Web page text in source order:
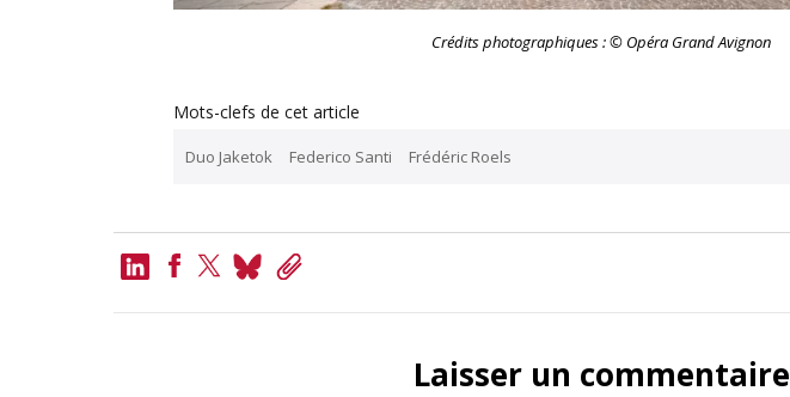
Crédits photographiques : © Opéra Grand Avignon
Mots-clefs de cet article
Duo Jaketok Federico Santi Frédéric Roels
LinkedIn
BlueskyCopy
Laisser un commentaire